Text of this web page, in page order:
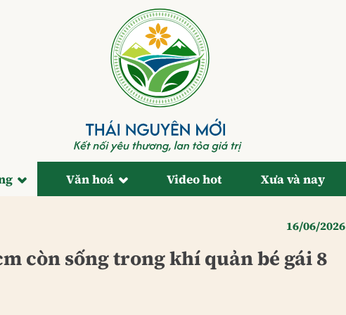
Văn hoá Video hot Xưa và nay
16/06/2026
còn sống trong khí quản bé gái 8